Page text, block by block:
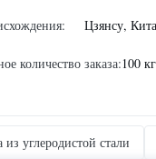
Цзянсу,
количество заказа:100 кг
из углеродистой стали